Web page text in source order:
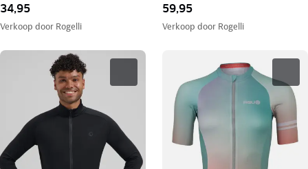
34,95
Verkoop door Rogelli
59,95
Verkoop door Rogelli